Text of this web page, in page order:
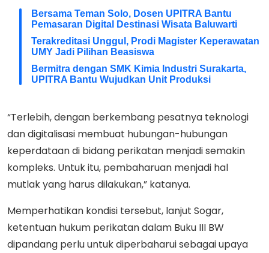
Bersama Teman Solo, Dosen UPITRA Bantu
Pemasaran Digital Destinasi Wisata Baluwarti
Terakreditasi Unggul, Prodi Magister Keperawatan
UMY Jadi Pilihan Beasiswa
Bermitra dengan SMK Kimia Industri Surakarta,
UPITRA Bantu Wujudkan Unit Produksi
“Terlebih, dengan berkembang pesatnya teknologi
dan digitalisasi membuat hubungan-hubungan
keperdataan di bidang perikatan menjadi semakin
kompleks. Untuk itu, pembaharuan menjadi hal
mutlak yang harus dilakukan,” katanya.
Memperhatikan kondisi tersebut, lanjut Sogar,
ketentuan hukum perikatan dalam Buku III BW
dipandang perlu untuk diperbaharui sebagai upaya